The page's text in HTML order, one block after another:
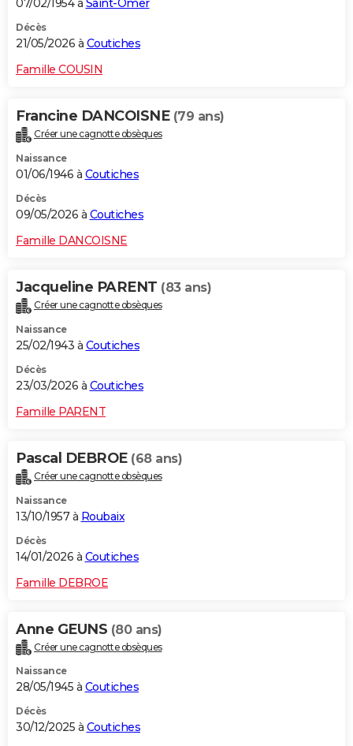
GUIDES D'ACHAT
Carte de Noël
Carte Bonne année
Carte Saint-Valentin
Carte Pâques
Carte d'anniversaire
DICTIONNAIRE
Dictionnaire
Biographies
Citations
Expressions
Proverbes
PROGRAMME TV
S'inscrire
Se connecter
Lycées
Collèges
Primaires
Universités
Entreprises
Service militaire
Avis de recherche
AVIS DE DÉCÈS
FORUM
07/02/1954 à Saint-Omer
Décès
21/05/2026 à Coutiches
Famille COUSIN
Francine DANCOISNE (79 ans)
Créer une cagnotte obsèques
Naissance
01/06/1946 à Coutiches
Décès
09/05/2026 à Coutiches
Famille DANCOISNE
Jacqueline PARENT (83 ans)
Créer une cagnotte obsèques
Naissance
25/02/1943 à Coutiches
Décès
23/03/2026 à Coutiches
Famille PARENT
Pascal DEBROE (68 ans)
Créer une cagnotte obsèques
Naissance
13/10/1957 à Roubaix
Décès
14/01/2026 à Coutiches
Famille DEBROE
Anne GEUNS (80 ans)
Créer une cagnotte obsèques
Naissance
28/05/1945 à Coutiches
Décès
30/12/2025 à Coutiches